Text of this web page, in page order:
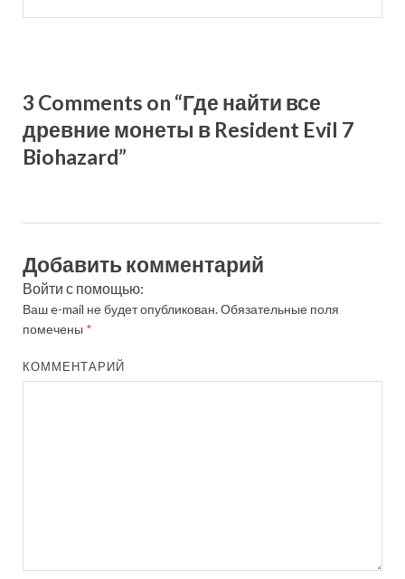
3 Comments on “Где найти все
древние монеты в Resident Evil 7
Biohazard”
Добавить комментарий
Войти с помощью:
Ваш e-mail не будет опубликован.Обязательные поля
помечены *
КОММЕНТАРИЙ